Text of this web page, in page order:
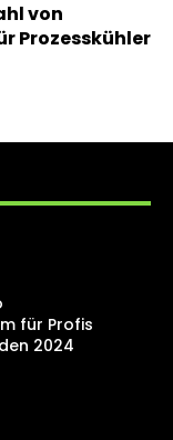
von
Prozesskühler
für Profis
2024